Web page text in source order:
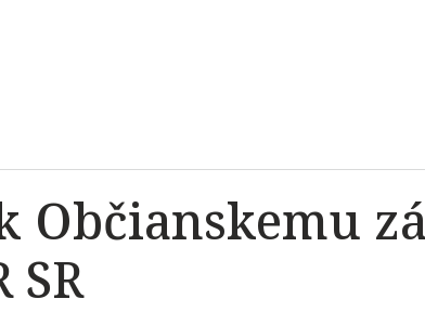
Občianskemu